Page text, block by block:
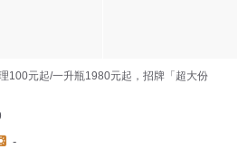
100元起/一升瓶1980元起，招牌「超大份
-